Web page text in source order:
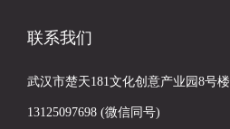
联系我们
武汉市楚天181文化创意产业园8号楼
13125097698 (微信同号)